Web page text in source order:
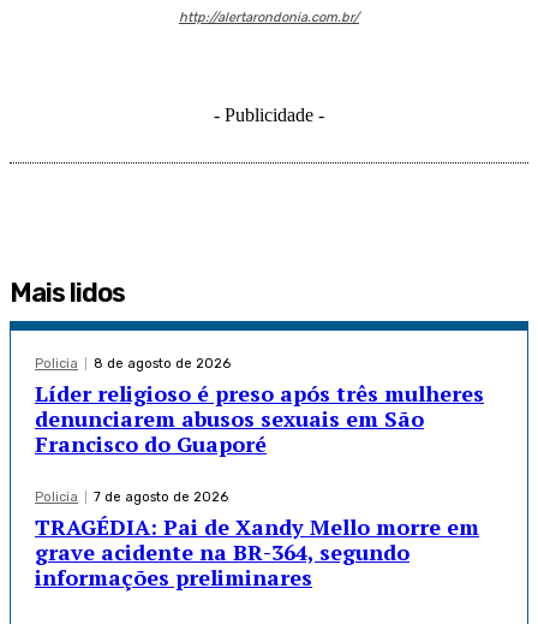
http://alertarondonia.com.br/
- Publicidade -
Mais lidos
Policia 8 de agosto de 2026
Líder religioso é preso após três mulheres
denunciarem abusos sexuais em São
Francisco do Guaporé
Policia 7 de agosto de 2026
TRAGÉDIA: Pai de Xandy Mello morre em
grave acidente na BR-364, segundo
informações preliminares